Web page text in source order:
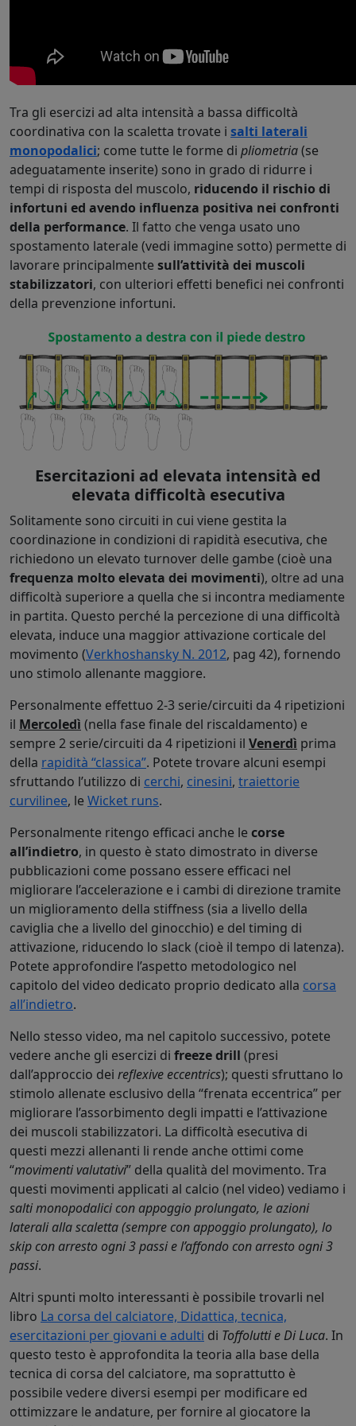
Tra gli esercizi ad alta intensità a bassa difficoltà
coordinativa con la scaletta trovate i salti laterali
monopodalici; come tutte le forme di pliometria(se
adeguatamente inserite) sono in grado di ridurre i
tempi di risposta del muscolo, riducendo il rischio di
infortuni ed avendo influenza positiva nei confronti
della performance. Il fatto che venga usato uno
spostamento laterale (vedi immagine sotto) permette di
lavorare principalmente sull’attività dei muscoli
stabilizzatori, con ulteriori effetti benefici nei confronti
della prevenzione infortuni.
Esercitazioni ad elevata intensità ed
elevata difficoltà esecutiva
Solitamente sono circuiti in cui viene gestita la
coordinazione in condizioni di rapidità esecutiva, che
richiedono un elevato turnover delle gambe (cioè una
frequenza molto elevata dei movimenti), oltre ad una
difficoltà superiore a quella che si incontra mediamente
in partita. Questo perché la percezione di una difficoltà
elevata, induce una maggior attivazione corticale del
movimento (Verkhoshansky N. 2012, pag 42), fornendo
uno stimolo allenante maggiore.
Personalmente effettuo 2-3 serie/circuiti da 4 ripetizioni
il Mercoledì (nella fase finale del riscaldamento) e
sempre 2 serie/circuiti da 4 ripetizioni il Venerdì prima
della rapidità “classica”. Potete trovare alcuni esempi
sfruttando l’utilizzo di cerchi, cinesini, traiettorie
curvilinee, le Wicket runs.
Personalmente ritengo efficaci anche le corse
all’indietro, in questo è stato dimostrato in diverse
pubblicazioni come possano essere efficaci nel
migliorare l’accelerazione e i cambi di direzione tramite
un miglioramento della stiffness (sia a livello della
caviglia che a livello del ginocchio) e del timing di
attivazione, riducendo lo slack (cioè il tempo di latenza).
Potete approfondire l’aspetto metodologico nel
capitolo del video dedicato proprio dedicato alla corsa
all’indietro.
Nello stesso video, ma nel capitolo successivo, potete
vedere anche gli esercizi di freeze drill (presi
dall’approccio dei reflexive eccentrics); questi sfruttano lo
stimolo allenate esclusivo della “frenata eccentrica” per
migliorare l’assorbimento degli impatti e l’attivazione
dei muscoli stabilizzatori. La difficoltà esecutiva di
questi mezzi allenanti li rende anche ottimi come
“movimenti valutativi” della qualità del movimento. Tra
questi movimenti applicati al calcio (nel video) vediamo i
salti monopodalici con appoggio prolungato, le azioni
laterali alla scaletta (sempre con appoggio prolungato), lo
skip con arresto ogni 3 passi e l’affondo con arresto ogni 3
passi.
Altri spunti molto interessanti è possibile trovarli nel
libro La corsa del calciatore, Didattica, tecnica,
esercitazioni per giovani e adulti di Toffolutti e Di Luca. In
questo testo è approfondita la teoria alla base della
tecnica di corsa del calciatore, ma soprattutto è
possibile vedere diversi esempi per modificare ed
ottimizzare le andature, per fornire al giocatore la